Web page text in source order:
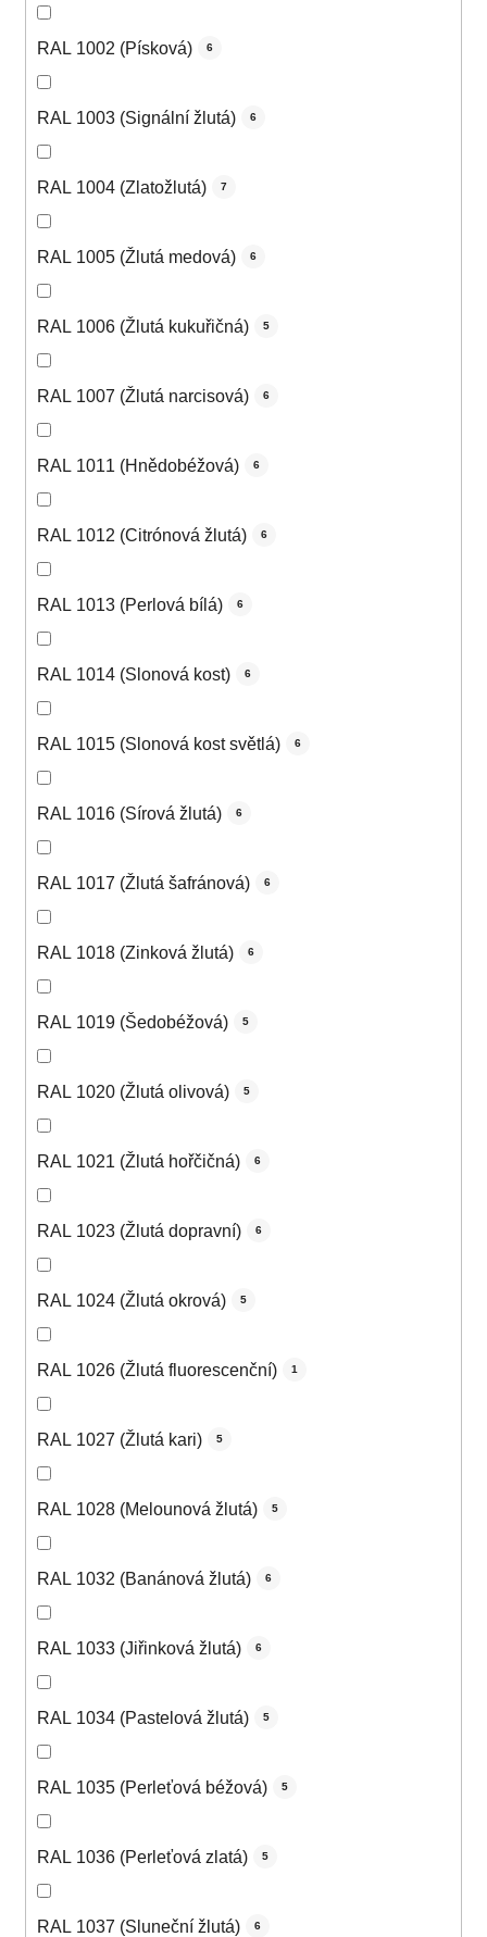
RAL 1002 (Písková) 6
RAL 1003 (Signální žlutá) 6
RAL 1004 (Zlatožlutá) 7
RAL 1005 (Žlutá medová) 6
RAL 1006 (Žlutá kukuřičná) 5
RAL 1007 (Žlutá narcisová) 6
RAL 1011 (Hnědobéžová) 6
RAL 1012 (Citrónová žlutá) 6
RAL 1013 (Perlová bílá) 6
RAL 1014 (Slonová kost) 6
RAL 1015 (Slonová kost světlá) 6
RAL 1016 (Sírová žlutá) 6
RAL 1017 (Žlutá šafránová) 6
RAL 1018 (Zinková žlutá) 6
RAL 1019 (Šedobéžová) 5
RAL 1020 (Žlutá olivová) 5
RAL 1021 (Žlutá hořčičná) 6
RAL 1023 (Žlutá dopravní) 6
RAL 1024 (Žlutá okrová) 5
RAL 1026 (Žlutá fluorescenční) 1
RAL 1027 (Žlutá kari) 5
RAL 1028 (Melounová žlutá) 5
RAL 1032 (Banánová žlutá) 6
RAL 1033 (Jiřinková žlutá) 6
RAL 1034 (Pastelová žlutá) 5
RAL 1035 (Perleťová béžová) 5
RAL 1036 (Perleťová zlatá) 5
RAL 1037 (Sluneční žlutá) 6